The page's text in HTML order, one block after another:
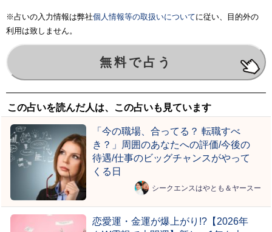
※占いの入力情報は弊社個人情報等の取扱いについてに従い、目的外の
利用は致しません。
この占いを読んだ人は、この占いも見ています
「今の職場、合ってる？ 転職すべ
き？」周囲のあなたへの評価/今後の
待遇/仕事のビッグチャンスがやって
くる日
シークエンスはやとも＆ヤースー
恋愛運・金運が爆上がり!?【2026年